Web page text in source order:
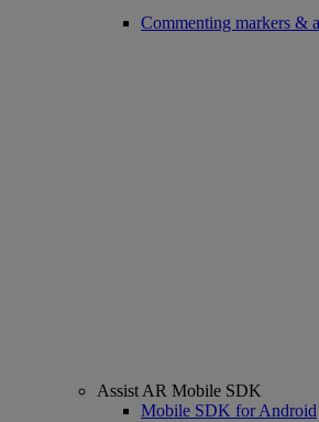
Commenting markers &
Assist AR Mobile SDK
Mobile SDK for Android